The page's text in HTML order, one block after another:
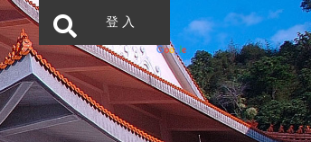
登 入